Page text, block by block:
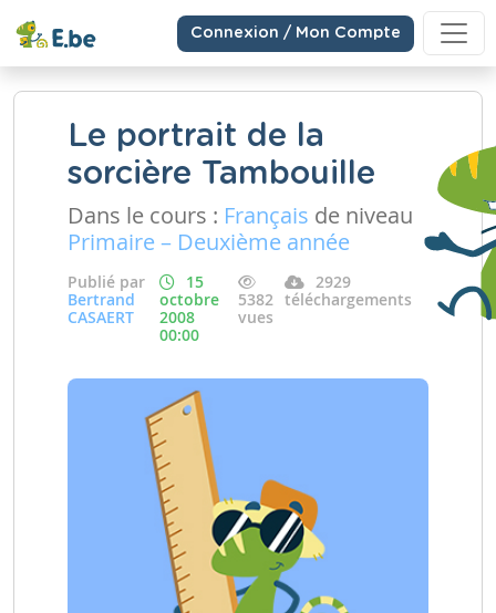
Connexion / Mon Compte
Le portrait de la
sorcière Tambouille
Dans le cours : Français de niveau
Primaire – Deuxième année
Publié par
Bertrand
CASAERT
15
octobre
2008
00:00
5382
vues
2929
téléchargements